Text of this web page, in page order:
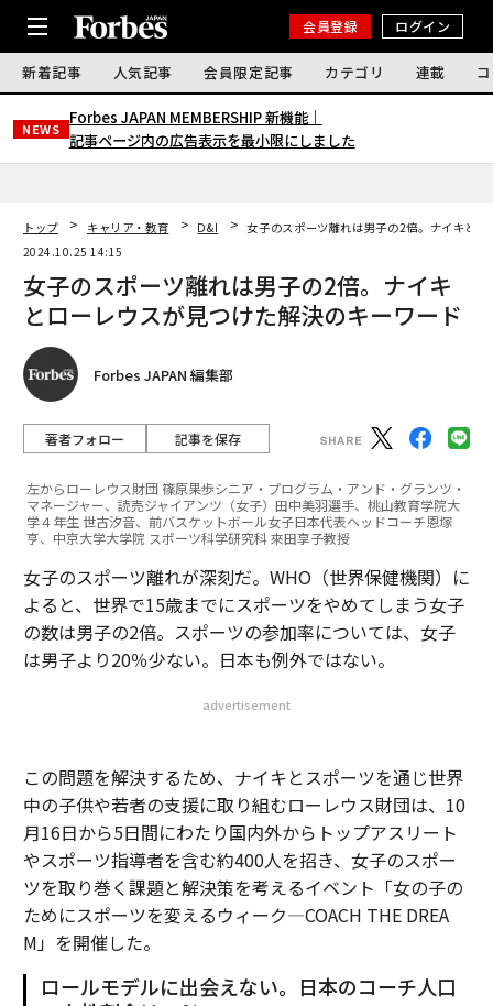
会員登録 ログイン
新着記事 人気記事 会員限定記事 カテゴリ 連載
NEWS
Forbes JAPAN MEMBERSHIP 新機能｜
記事ページ内の広告表示を最小限にしました
トップ キャリア・教育 D&I
女子のスポーツ離れは男子の2倍。ナイキと
2024.10.25 14:15
女子のスポーツ離れは男子の2倍。ナイキ
とローレウスが見つけた解決のキーワード
Forbes JAPAN 編集部
著者フォロー 記事を保存
左からローレウス財団 篠原果歩シニア・プログラム・アンド・グランツ・
マネージャー、読売ジャイアンツ（女子）田中美羽選手、桃山教育学院大
学４年生 世古汐音、前バスケットボール女子日本代表ヘッドコーチ恩塚
亨、中京大学大学院 スポーツ科学研究科 來田享子教授
女子のスポーツ離れが深刻だ。WHO（世界保健機関）に
よると、世界で15歳までにスポーツをやめてしまう女子
の数は男子の2倍。スポーツの参加率については、女子
は男子より20％少ない。日本も例外ではない。
advertisement
この問題を解決するため、ナイキとスポーツを通じ世界
中の子供や若者の支援に取り組むローレウス財団は、10
月16日から5日間にわたり国内外からトップアスリート
やスポーツ指導者を含む約400人を招き、女子のスポー
ツを取り巻く課題と解決策を考えるイベント「女の子の
ためにスポーツを変えるウィーク―COACH THE DREA
M」を開催した。
ロールモデルに出会えない。日本のコーチ人口